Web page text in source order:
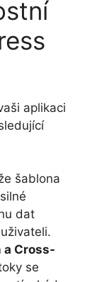
aplikaci
šablona
dat
a Cross-
se